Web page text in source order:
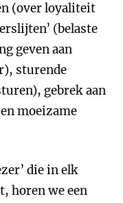
(over loyaliteit
(belaste
geven aan
sturende
gebrek aan
moeizame
die in elk
horen we een